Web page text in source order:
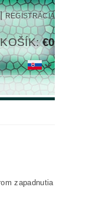
| REGISTRÁCIA
KOŠÍK: €0
zapadnutia